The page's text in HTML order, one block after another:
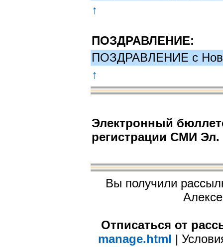
↑
ПОЗДРАВЛЕНИЕ:
ПОЗДРАВЛЕНИЕ с
↑
Электронный
регистрации СМИ Эл.
Вы получили
Отписаться от
manage.html |